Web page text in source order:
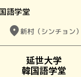
location_on 新村（シンチョン）
延世大学
韓国語学堂